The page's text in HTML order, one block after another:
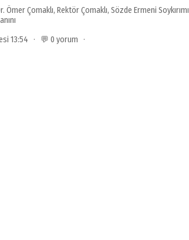
Ömer Çomaklı, Rektör Çomaklı, Sözde Ermeni Soykırımı
13:54 · 💬 0 yorum ·